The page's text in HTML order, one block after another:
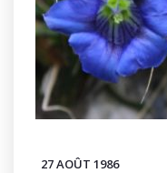
27 AOÛT 1986